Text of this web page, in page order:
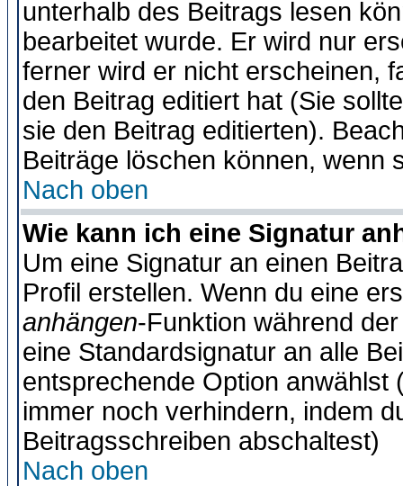
unterhalb des Beitrags lesen
bearbeitet wurde. Er wird nur
ferner wird er nicht erscheinen,
den Beitrag editiert hat (Sie
sie den Beitrag editierten).
Beiträge löschen können, wenn
Nach oben
Wie kann ich eine Signatur
Um eine Signatur an einen
Profil erstellen. Wenn du eine
anhängen-Funktion während
eine Standardsignatur an alle
entsprechende Option anwählst
immer noch verhindern, indem
Beitragsschreiben abschaltest)
Nach oben